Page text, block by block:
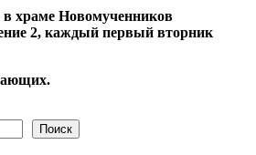
храме Новомученников
2, каждый первый вторник
Поиск